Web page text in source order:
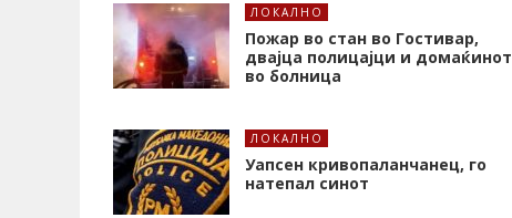
ЛОКАЛНО
Пожар во стан во Гостивар,
двајца полицајци и домаќинот
во болница
ЛОКАЛНО
Уапсен кривопаланчанец, го
натепал синот